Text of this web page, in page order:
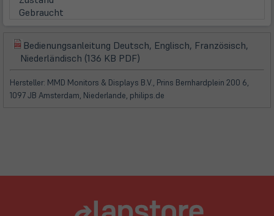
Gebraucht
(öffnet
in
neuem
Tab)
Bedienungsanleitung Deutsch, Englisch, Französisch,
Niederländisch (136 KB PDF)
in
neuem
Tab)
Hersteller: MMD Monitors & Displays B.V., Prins Bernhardplein 200 6,
1097 JB Amsterdam, Niederlande, philips.de